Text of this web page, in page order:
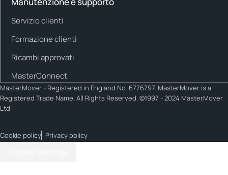
Servizio clienti
Formazione clienti
Ricambi approvati
MasterConnect
MasterMover - Registered in England No. 6776797. MasterMover is a
Registered Trade Name. All Rights Reserved. ©1997 - 2024 MasterMover
Ltd
Cookie policy Privacy policy